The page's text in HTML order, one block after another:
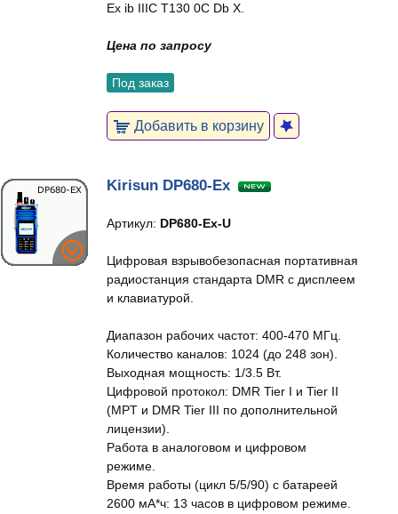
Ex ib IIIC T130 0C Db X.
Цена по запросу
Под заказ
Добавить в корзину
Kirisun DP680-Ex
Артикул: DP680-Ex-U
Цифровая взрывобезопасная портативная
радиостанция стандарта DMR с дисплеем
и клавиатурой.
Диапазон рабочих частот: 400-470 МГц.
Количество каналов: 1024 (до 248 зон).
Выходная мощность: 1/3.5 Вт.
Цифровой протокол: DMR Tier I и Tier II
(MPT и DMR Tier III по дополнительной
лицензии).
Работа в аналоговом и цифровом
режиме.
Время работы (цикл 5/5/90) с батареей
2600 мА*ч: 13 часов в цифровом режиме.